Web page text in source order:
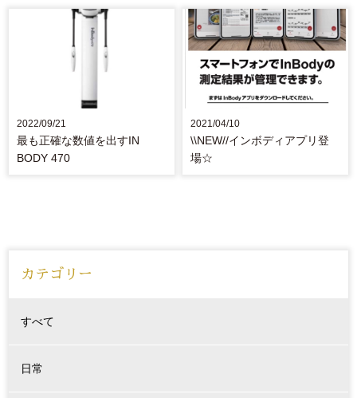
2022/09/21
最も正確な数値を出すIN
BODY 470
2021/04/10
\\NEW//インボディアプリ登
場☆
カテゴリー
すべて
日常